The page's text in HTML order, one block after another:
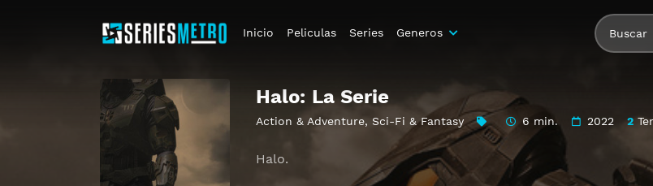
Inicio Peliculas Series Generos
Halo: La Serie
Action & Adventure, Sci-Fi & Fantasy 6 min. 2022 2
Halo.